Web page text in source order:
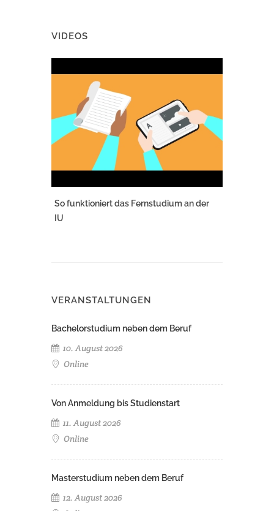
VIDEOS
So funktioniert das Fernstudium an der
IU
VERANSTALTUNGEN
Bachelorstudium neben dem Beruf
10. August 2026
Online
Von Anmeldung bis Studienstart
11. August 2026
Online
Masterstudium neben dem Beruf
12. August 2026